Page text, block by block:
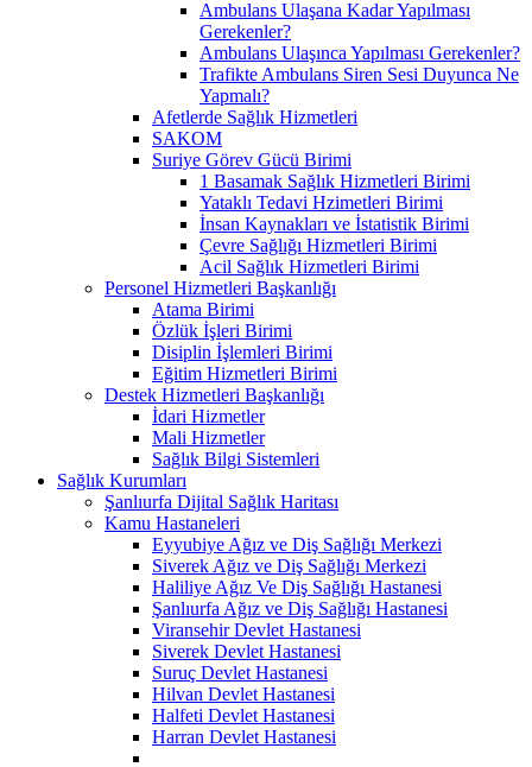
Ambulans Ulaşana Kadar Yapılması
Gerekenler?
Ambulans Ulaşınca Yapılması Gerekenler?
Trafikte Ambulans Siren Sesi Duyunca Ne
Yapmalı?
Afetlerde Sağlık Hizmetleri
SAKOM
Suriye Görev Gücü Birimi
1 Basamak Sağlık Hizmetleri Birimi
Yataklı Tedavi Hzimetleri Birimi
İnsan Kaynakları ve İstatistik Birimi
Çevre Sağlığı Hizmetleri Birimi
Acil Sağlık Hizmetleri Birimi
Personel Hizmetleri Başkanlığı
Atama Birimi
Özlük İşleri Birimi
Disiplin İşlemleri Birimi
Eğitim Hizmetleri Birimi
Destek Hizmetleri Başkanlığı
İdari Hizmetler
Mali Hizmetler
Sağlık Bilgi Sistemleri
Sağlık Kurumları
Şanlıurfa Dijital Sağlık Haritası
Kamu Hastaneleri
Eyyubiye Ağız ve Diş Sağlığı Merkezi
Siverek Ağız ve Diş Sağlığı Merkezi
Haliliye Ağız Ve Diş Sağlığı Hastanesi
Şanlıurfa Ağız ve Diş Sağlığı Hastanesi
Viransehir Devlet Hastanesi
Siverek Devlet Hastanesi
Suruç Devlet Hastanesi
Hilvan Devlet Hastanesi
Halfeti Devlet Hastanesi
Harran Devlet Hastanesi